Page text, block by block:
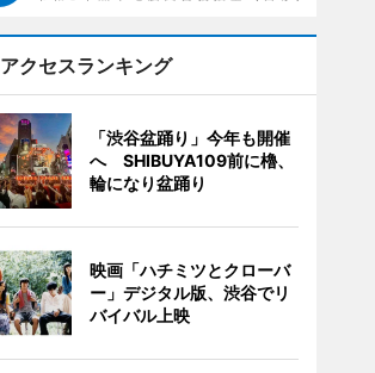
アクセスランキング
「渋谷盆踊り」今年も開催
へ SHIBUYA109前に櫓、
輪になり盆踊り
映画「ハチミツとクローバ
ー」デジタル版、渋谷でリ
バイバル上映